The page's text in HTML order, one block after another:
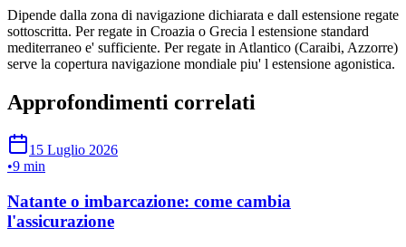
Dipende dalla zona di navigazione dichiarata e dall estensione regate
sottoscritta. Per regate in Croazia o Grecia l estensione standard
mediterraneo e' sufficiente. Per regate in Atlantico (Caraibi, Azzorre)
serve la copertura navigazione mondiale piu' l estensione agonistica.
Approfondimenti correlati
15 Luglio 2026
•9 min
Natante o imbarcazione: come cambia
l'assicurazione